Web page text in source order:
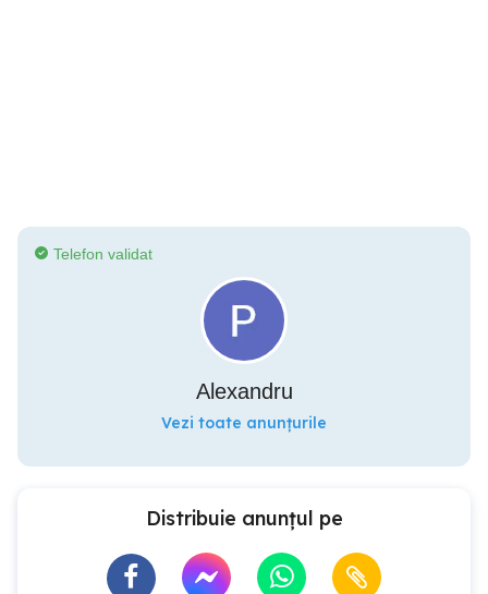
Telefon validat
Alexandru
Vezi toate anunțurile
Distribuie anunțul pe